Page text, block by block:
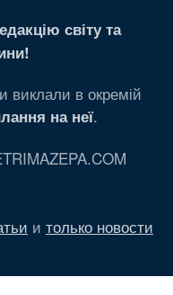
світу та
виклали в окремій
на неї.
и только новости